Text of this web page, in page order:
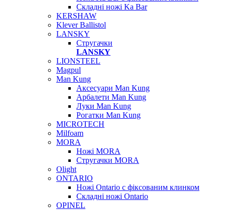
Складні ножі Ka Bar
KERSHAW
Klever Ballistol
LANSKY
Стругачки
LANSKY
LIONSTEEL
Magpul
Man Kung
Аксесуари Man Kung
Арбалети Man Kung
Луки Man Kung
Рогатки Man Kung
MICROTECH
Milfoam
MORA
Ножі MORA
Стругачки MORA
Olight
ONTARIO
Ножі Ontario c фіксованим клинком
Складні ножі Ontario
OPINEL